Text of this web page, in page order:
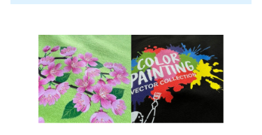
お店の場所
各種ご案内